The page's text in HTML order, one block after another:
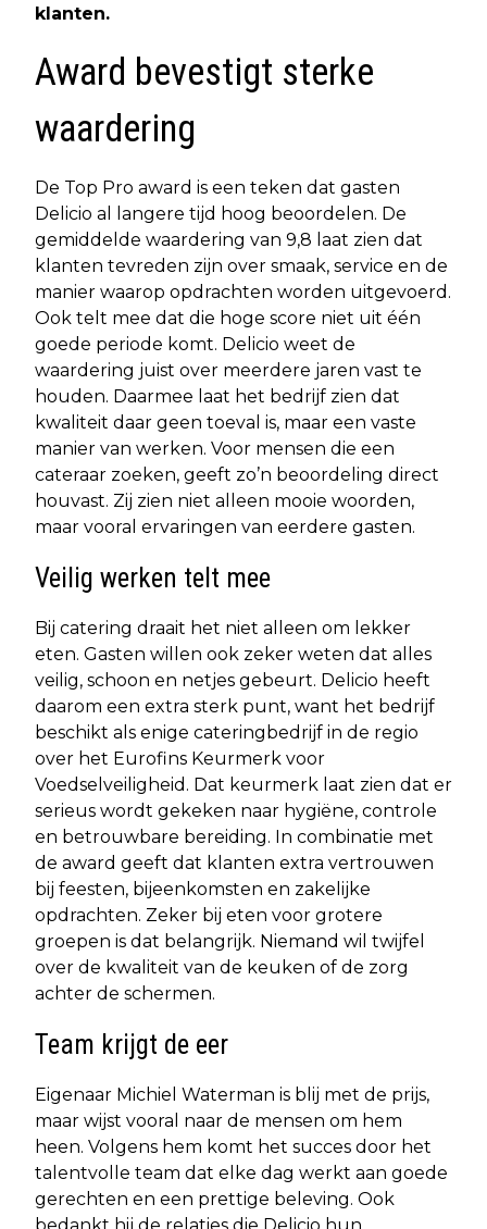
klanten.
Award bevestigt sterke
waardering
De Top Pro award is een teken dat gasten
Delicio al langere tijd hoog beoordelen. De
gemiddelde waardering van 9,8 laat zien dat
klanten tevreden zijn over smaak, service en de
manier waarop opdrachten worden uitgevoerd.
Ook telt mee dat die hoge score niet uit één
goede periode komt. Delicio weet de
waardering juist over meerdere jaren vast te
houden. Daarmee laat het bedrijf zien dat
kwaliteit daar geen toeval is, maar een vaste
manier van werken. Voor mensen die een
cateraar zoeken, geeft zo’n beoordeling direct
houvast. Zij zien niet alleen mooie woorden,
maar vooral ervaringen van eerdere gasten.
Veilig werken telt mee
Bij catering draait het niet alleen om lekker
eten. Gasten willen ook zeker weten dat alles
veilig, schoon en netjes gebeurt. Delicio heeft
daarom een extra sterk punt, want het bedrijf
beschikt als enige cateringbedrijf in de regio
over het Eurofins Keurmerk voor
Voedselveiligheid. Dat keurmerk laat zien dat er
serieus wordt gekeken naar hygiëne, controle
en betrouwbare bereiding. In combinatie met
de award geeft dat klanten extra vertrouwen
bij feesten, bijeenkomsten en zakelijke
opdrachten. Zeker bij eten voor grotere
groepen is dat belangrijk. Niemand wil twijfel
over de kwaliteit van de keuken of de zorg
achter de schermen.
Team krijgt de eer
Eigenaar Michiel Waterman is blij met de prijs,
maar wijst vooral naar de mensen om hem
heen. Volgens hem komt het succes door het
talentvolle team dat elke dag werkt aan goede
gerechten en een prettige beleving. Ook